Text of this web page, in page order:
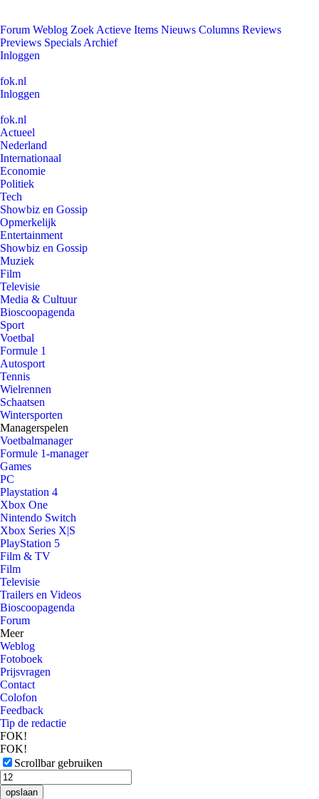
Forum Weblog Zoek Actieve Items Nieuws Columns Reviews
Previews Specials Archief
Inloggen
fok.nl
Inloggen
fok.nl
Actueel
Nederland
Internationaal
Economie
Politiek
Tech
Showbiz en Gossip
Opmerkelijk
Entertainment
Showbiz en Gossip
Muziek
Film
Televisie
Media & Cultuur
Bioscoopagenda
Sport
Voetbal
Formule 1
Autosport
Tennis
Wielrennen
Schaatsen
Wintersporten
Managerspelen
Voetbalmanager
Formule 1-manager
Games
PC
Playstation 4
Xbox One
Nintendo Switch
Xbox Series X|S
PlayStation 5
Film & TV
Film
Televisie
Trailers en Videos
Bioscoopagenda
Forum
Meer
Weblog
Fotoboek
Prijsvragen
Contact
Colofon
Feedback
Tip de redactie
FOK!
FOK!
Scrollbar gebruiken
opslaan